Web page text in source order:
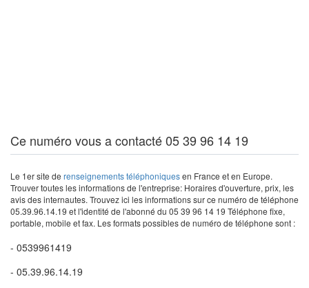
Ce numéro vous a contacté 05 39 96 14 19
Le 1er site de renseignements téléphoniquesen France et en Europe.
Trouver toutes les informations de l'entreprise: Horaires d'ouverture, prix, les
avis des internautes. Trouvez ici les informations sur ce numéro de téléphone
05.39.96.14.19 et l'identité de l'abonné du 05 39 96 14 19 Téléphone fixe,
portable, mobile et fax. Les formats possibles de numéro de téléphone sont :
- 0539961419
- 05.39.96.14.19